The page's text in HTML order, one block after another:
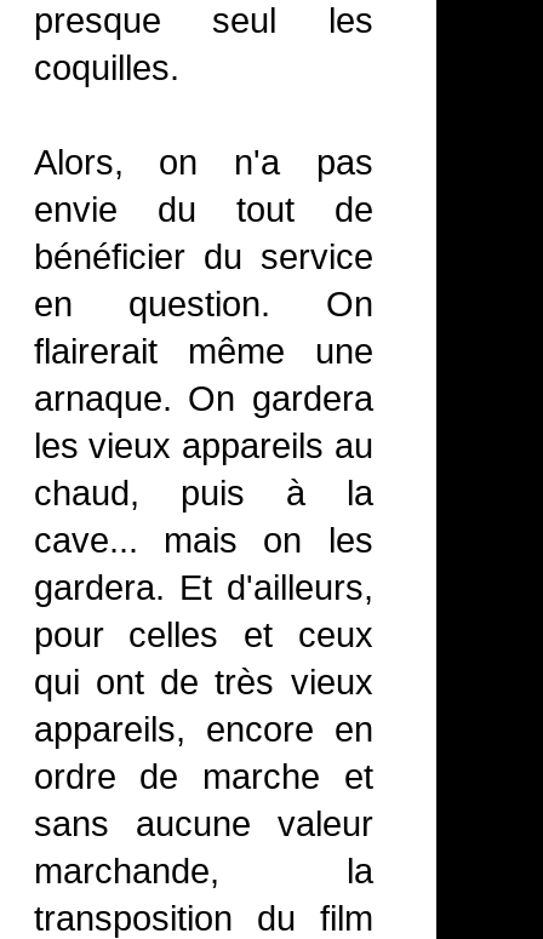
presque seul les
coquilles.
Alors, on n'a pas
envie du tout de
bénéficier du service
en question. On
flairerait même une
arnaque. On gardera
les vieux appareils au
chaud, puis à la
cave... mais on les
gardera. Et d'ailleurs,
pour celles et ceux
qui ont de très vieux
appareils, encore en
ordre de marche et
sans aucune valeur
marchande, la
transposition du film